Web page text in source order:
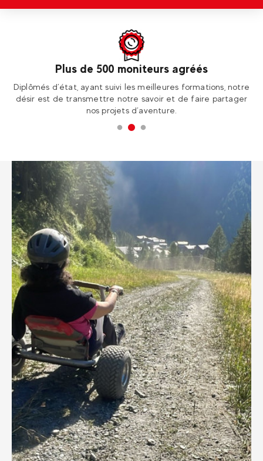
Dans le monde entier
Rendez-vous dans une de nos 30 destinations en France et
à l’étranger pour une expérience hors du commun!